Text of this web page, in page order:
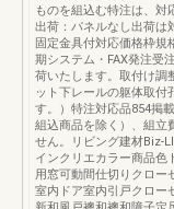
ものを組込む特注は、対
出荷：パネルなし出荷
固定金具付対応価格枠規
期システム・FAX発注受
荷いたします。取付け調
ット下レールの躯体取付
す。）特注対応品854掲
組込商品を除く）、組立
せん。リビング建材Biz-
インクリエカラー商品色
用窓可動間仕切りクロー
室内ドア室内引戸クロー